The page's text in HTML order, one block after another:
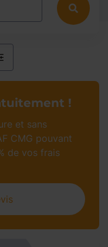
!
et sans
CMG pouvant
de vos frais